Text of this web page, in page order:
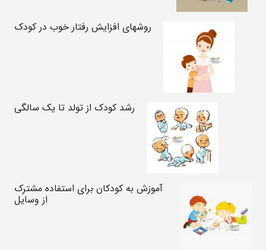
روشهای افزایش رفتار خوب در کودک
رشد کودک از تولد تا یک سالگی
آموزش به کودکان برای استفاده مشترک
از وسایل